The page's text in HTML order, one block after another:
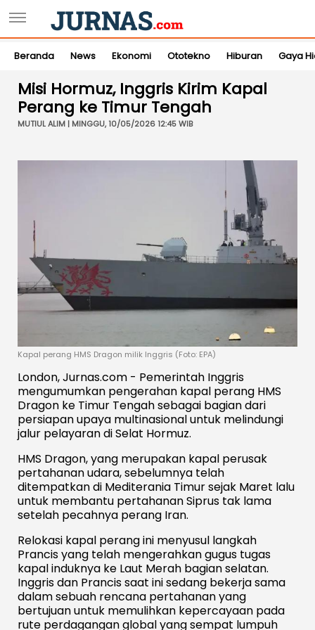
Beranda News Ekonomi Ototekno Hiburan Gaya
Misi Hormuz, Inggris Kirim Kapal
Perang ke Timur Tengah
MUTIUL ALIM | MINGGU, 10/05/2026 12:45 WIB
Kapal perang HMS Dragon milik Inggris (Foto: EPA)
London, Jurnas.com - Pemerintah Inggris
mengumumkan pengerahan kapal perang HMS
Dragon ke Timur Tengah sebagai bagian dari
persiapan upaya multinasional untuk melindungi
jalur pelayaran di Selat Hormuz.
HMS Dragon, yang merupakan kapal perusak
pertahanan udara, sebelumnya telah
ditempatkan di Mediterania Timur sejak Maret lalu
untuk membantu pertahanan Siprus tak lama
setelah pecahnya perang Iran.
Relokasi kapal perang ini menyusul langkah
Prancis yang telah mengerahkan gugus tugas
kapal induknya ke Laut Merah bagian selatan.
Inggris dan Prancis saat ini sedang bekerja sama
dalam sebuah rencana pertahanan yang
bertujuan untuk memulihkan kepercayaan pada
rute perdagangan global yang sempat lumpuh